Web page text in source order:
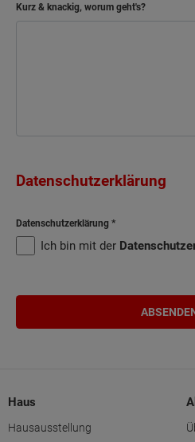
Kurz & knackig, worum geht's?
Datenschutzerklärung
Datenschutzerklärung
Ich bin mit der
Haus
Hausausstellung